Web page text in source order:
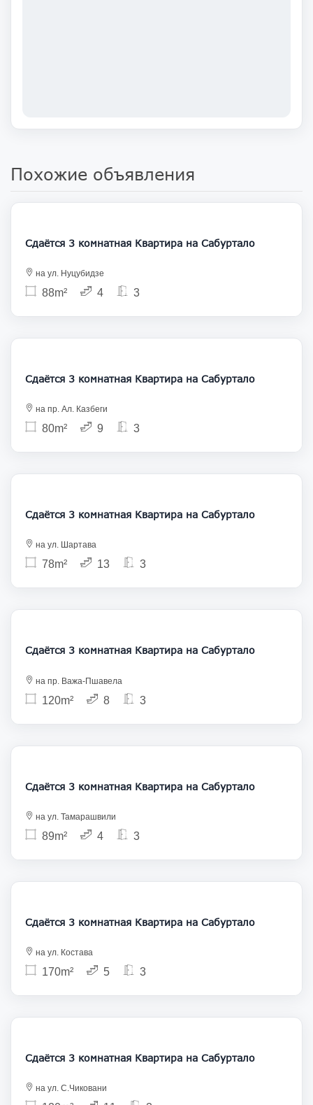
Похожие объявления
900
Сдаётся 3 комнатная Квартира на Сабуртало
на ул. Нуцубидзе
88m² 4 3
1 000
Сдаётся 3 комнатная Квартира на Сабуртало
на пр. Ал. Казбеги
80m² 9 3
1 000
Сдаётся 3 комнатная Квартира на Сабуртало
на ул. Шартава
78m² 13 3
850
Сдаётся 3 комнатная Квартира на Сабуртало
на пр. Важа-Пшавела
120m² 8 3
1 142
Сдаётся 3 комнатная Квартира на Сабуртало
на ул. Тамарашвили
89m² 4 3
1 050
Сдаётся 3 комнатная Квартира на Сабуртало
на ул. Костава
170m² 5 3
850
Сдаётся 3 комнатная Квартира на Сабуртало
на ул. С.Чиковани